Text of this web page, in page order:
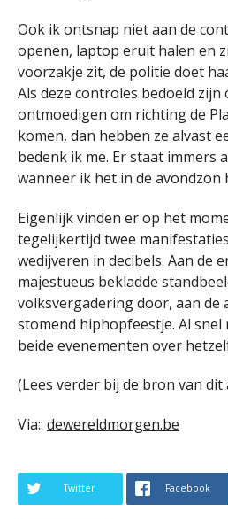
Ook ik ontsnap niet aan de
openen, laptop eruit halen en
voorzakje zit, de politie doet
Als deze controles bedoeld zijn
ontmoedigen om richting de
komen, dan hebben ze alvast
bedenk ik me. Er staat immers
wanneer ik het in de avondzon
Eigenlijk vinden er op het
tegelijkertijd twee
wedijveren in decibels. Aan de
majestueus bekladde
volksvergadering door, aan de
stomend hiphopfeestje. Al snel
beide evenementen over
(Lees verder bij de bron van dit
Via:: dewereldmorgen.be
Twitter Facebook